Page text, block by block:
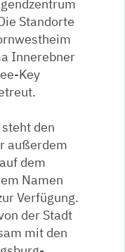
Standorte
Innerebner
Key
den
außerdem
dem
Namen
Verfügung.
der Stadt
mit den